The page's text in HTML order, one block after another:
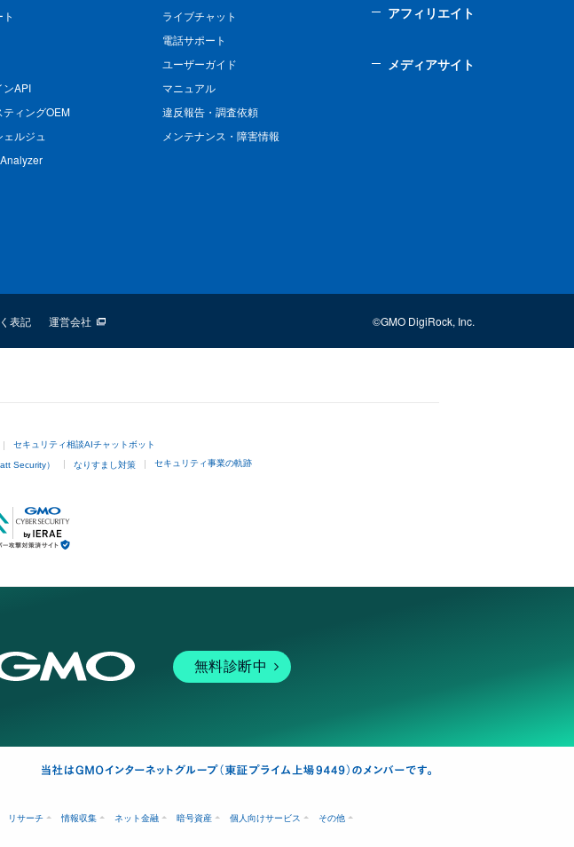
ンAPI
ティングOEM
ェルジュ
ライブチャット
電話サポート
ユーザーガイド
マニュアル
違反報告・調査依頼
メンテナンス・障害情報
アフィリエイト
メディアサイト
表記 運営会社 ©GMO DigiRock, Inc.
セキュリティ相談AIチャットボット
Security） なりすまし対策 セキュリティ事業の軌跡
無料診断中
リサーチ 情報収集 ネット金融 暗号資産 個人向けサービス その他